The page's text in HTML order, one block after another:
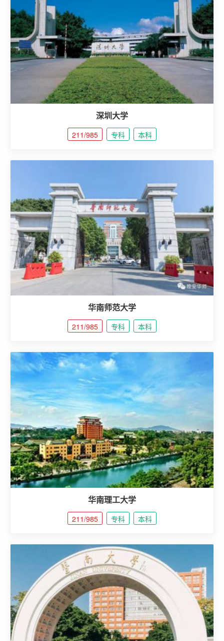
深圳大学
211/985 专科 本科
华南师范大学
211/985 专科 本科
华南理工大学
211/985 专科 本科